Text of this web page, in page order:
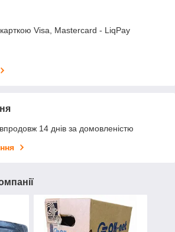
Visa, Mastercard - LiqPay
14 днів за домовленістю